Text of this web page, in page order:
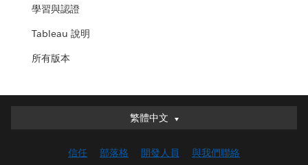
學習與認證
Tableau 說明
所有版本
繁體中文
繁體中文
English (UK)
信任 部落格 開發人員 與我們聯絡